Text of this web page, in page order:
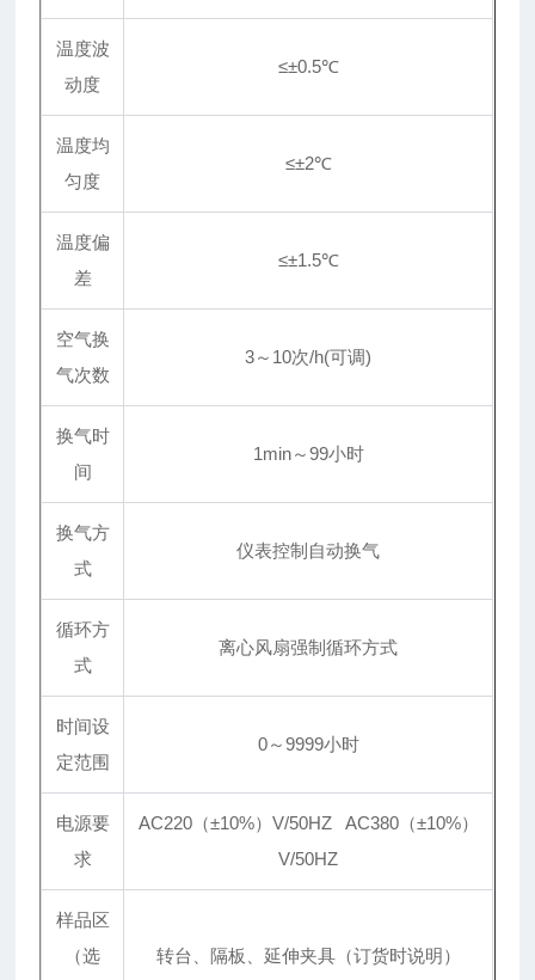
温度波
动度
≤±0.5℃
温度均
匀度
≤±2℃
温度偏
差
≤±1.5℃
空气换
气次数
3～10次/h(可调)
换气时
间
1min～99小时
换气方
式
仪表控制自动换气
循环方
式
离心风扇强制循环方式
时间设
定范围
0～9999小时
电源要
求
AC220（±10%）V/50HZ AC380（±10%）
V/50HZ
样品区
（选
转台、隔板、延伸夹具（订货时说明）